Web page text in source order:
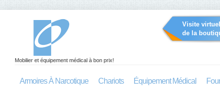
Visite
de la
Mobilier et équipement médical à bon prix!
Armoires À Narcotique Chariots Équipement Médical